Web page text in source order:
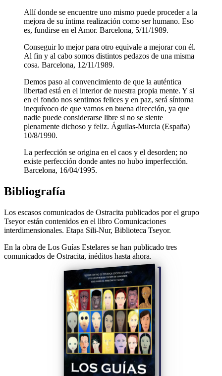
Allí donde se encuentre uno mismo puede proceder a la
mejora de su íntima realización como ser humano. Eso
es, fundirse en el Amor. Barcelona, 5/11/1989.
Conseguir lo mejor para otro equivale a mejorar con él.
Al fin y al cabo somos distintos pedazos de una misma
cosa. Barcelona, 12/11/1989.
Demos paso al convencimiento de que la auténtica
libertad está en el interior de nuestra propia mente. Y si
en el fondo nos sentimos felices y en paz, será síntoma
inequívoco de que vamos en buena dirección, ya que
nadie puede considerarse libre si no se siente
plenamente dichoso y feliz. Águilas-Murcia (España)
10/8/1990.
La perfección se origina en el caos y el desorden; no
existe perfección donde antes no hubo imperfección.
Barcelona, 16/04/1995.
Bibliografía
Los escasos comunicados de Ostracita publicados por el grupo
Tseyor están contenidos en el libro Comunicaciones
interdimensionales. Etapa Sili-Nur, Biblioteca Tseyor.
En la obra de Los Guías Estelares se han publicado tres
comunicados de Ostracita, inéditos hasta ahora.